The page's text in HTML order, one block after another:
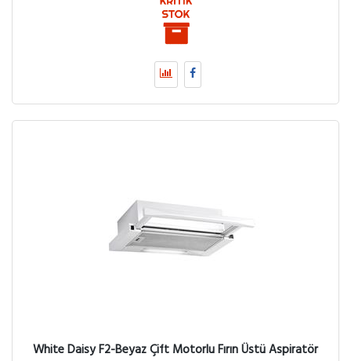
White Daisy F2-Beyaz Çift Motorlu Fırın Üstü Aspiratör